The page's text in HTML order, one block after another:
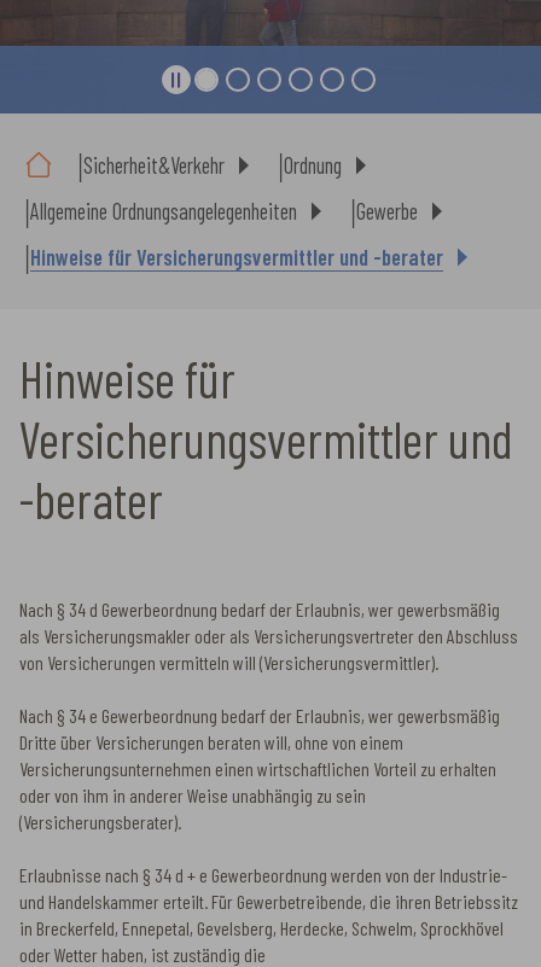
Sicherheit&Verkehr
Ordnung
Allgemeine Ordnungsangelegenheiten
Gewerbe
Hinweise für Versicherungsvermittler und -berater
Hinweise für
Versicherungsvermittler und
-berater
Nach § 34 d Gewerbeordnung bedarf der Erlaubnis, wer gewerbsmäßig
als Versicherungsmakler oder als Versicherungsvertreter den Abschluss
von Versicherungen vermitteln will (Versicherungsvermittler).
Nach § 34 e Gewerbeordnung bedarf der Erlaubnis, wer gewerbsmäßig
Dritte über Versicherungen beraten will, ohne von einem
Versicherungsunternehmen einen wirtschaftlichen Vorteil zu erhalten
oder von ihm in anderer Weise unabhängig zu sein
(Versicherungsberater).
Erlaubnisse nach § 34 d + e Gewerbeordnung werden von der Industrie-
und Handelskammer erteilt. Für Gewerbetreibende, die ihren Betriebssitz
in Breckerfeld, Ennepetal, Gevelsberg, Herdecke, Schwelm, Sprockhövel
oder Wetter haben, ist zuständig die